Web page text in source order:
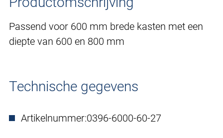
Passend voor 600 mm brede kasten met een
diepte van 600 en 800 mm
Technische gegevens
Artikelnummer:0396-6000-60-27